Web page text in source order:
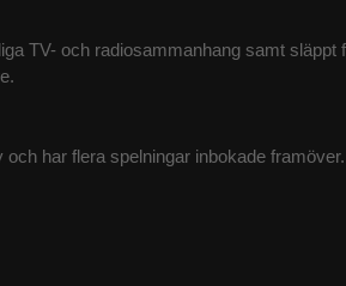
TV- och radiosammanhang samt
har flera spelningar inbokade